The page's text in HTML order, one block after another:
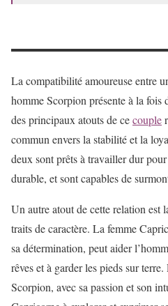
La compatibilité amoureuse entre
homme Scorpion présente à la fois
des principaux atouts de cecouple
commun envers la stabilité et la
deux sont prêts à travailler dur
durable, et sont capables de
Un autre atout de cette relation est
traits de caractère. La femme
sa détermination, peut aider
rêves et à garder les pieds sur
Scorpion, avec sa passion et son